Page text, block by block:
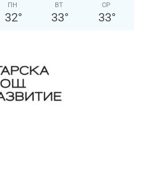
ПН
32°
ВТ
33°
СР
33°